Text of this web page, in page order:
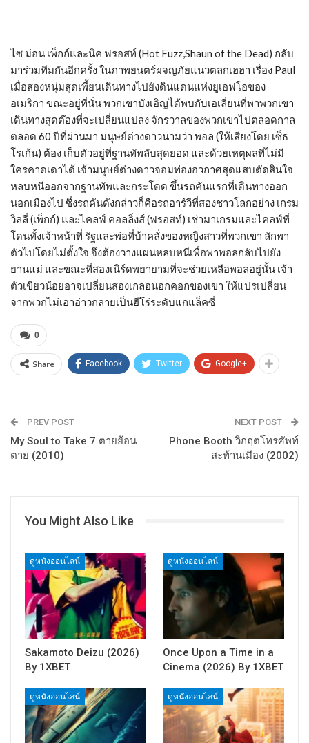
ไซ ม่อน เพ็กก์และนิค ฟรอสท์ (Hot Fuzz,Shaun of the Dead) กลับ
มาร่วมทีมกันอีกครั้ง ในภาพยนตร์ผจญภัยแนวตลกเฮฮา เรื่อง Paul
เมื่อสองหนุ่มสุดเพี้ยนเดินทางไปยังดินแดนแห่งยูเอฟโอของ
อเมริกา ขณะอยู่ที่นั่น พวกเขาบังเอิญได้พบกับเอเลี่ยนที่พาพวกเขา
เดินทางสุดต๊องที่จะเปลี่ยนแปลง จักรวาลของพวกเขาไปตลอดกาล
ตลอด 60 ปีที่ผ่านมา มนุษย์ต่างดาวนามว่า พอล (ให้เสียงโดย เซ็ธ
โรเก้น) ต้อง เก็บตัวอยู่ที่ฐานทัพลับสุดยอด และด้วยเหตุผลที่ไม่มี
ใครคาดเดาได้ เจ้ามนุษย์ต่างดาวจอมท่องอวกาศสุดแสบตัดสินใจ
หลบหนีออกจากฐานทัพและกระโดด ขึ้นรถคันแรกที่เดินทางออก
นอกเมืองไป ซึ่งรถคันดังกล่าวก็คือรถอาร์วีที่สองชาวโลกอย่าง เกรม
วิลลี่ (เพ็กก์) และไคลฟ์ คอลลิ่งส์ (ฟรอสท์) เช่ามาเกรมและไคลฟ์ที่
โดนทั้งเจ้าหน้าที่ รัฐและพ่อที่บ้าคลั่งของหญิงสาวที่พวกเขา ลักพา
ตัวไปโดยไม่ตั้งใจ จึงต้องวางแผนหลบหนีเพื่อพาพอลกลับไปยัง
ยานแม่ และขณะที่สองเนิร์ดพยายามที่จะช่วยเหลือพอลอยู่นั้น เจ้า
ตัวเขียวน้อยอาจเปลี่ยนสองเกลอนอกคอกของเขา ให้แปรเปลี่ยน
จากพวกไม่เอาอ่าวกลายเป็นฮีโร่ระดับแกแล็คซี่
0
Share Facebook Twitter Google+
PREV POST
My Soul to Take 7 ตายย้อน
ตาย (2010)
NEXT POST
Phone Booth วิกฤตโทรศัพท์
สะท้านเมือง (2002)
You Might Also Like
ดูหนังออนไลน์
Sakamoto Deizu (2026)
By 1XBET
ดูหนังออนไลน์
Once Upon a Time in a
Cinema (2026) By 1XBET
ดูหนังออนไลน์ ดูหนังออนไลน์